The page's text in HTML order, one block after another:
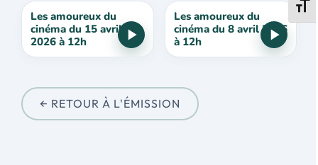
Les amoureux du
cinéma du 15 avril
2026 à 12h
Les amoureux du
cinéma du 8 avril 2026
à 12h
← RETOUR À L'ÉMISSION